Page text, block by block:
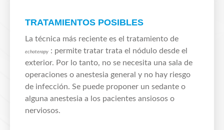
TRATAMIENTOS POSIBLES
La técnica más reciente es el tratamiento de
echoterapy : permite tratar trata el nódulo desde el
exterior. Por lo tanto, no se necesita una sala de
operaciones o anestesia general y no hay riesgo
de infección. Se puede proponer un sedante o
alguna anestesia a los pacientes ansiosos o
nerviosos.